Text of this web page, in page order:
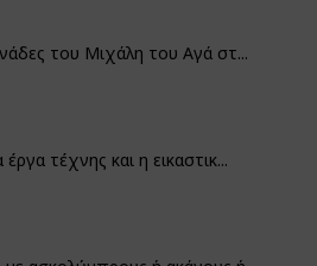
του Μιχάλη του Αγά στ...
τέχνης και η εικαστικ...